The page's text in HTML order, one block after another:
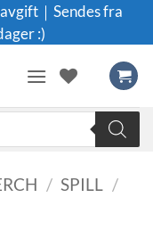
｜Sendes fra
:)
/ SPILL /